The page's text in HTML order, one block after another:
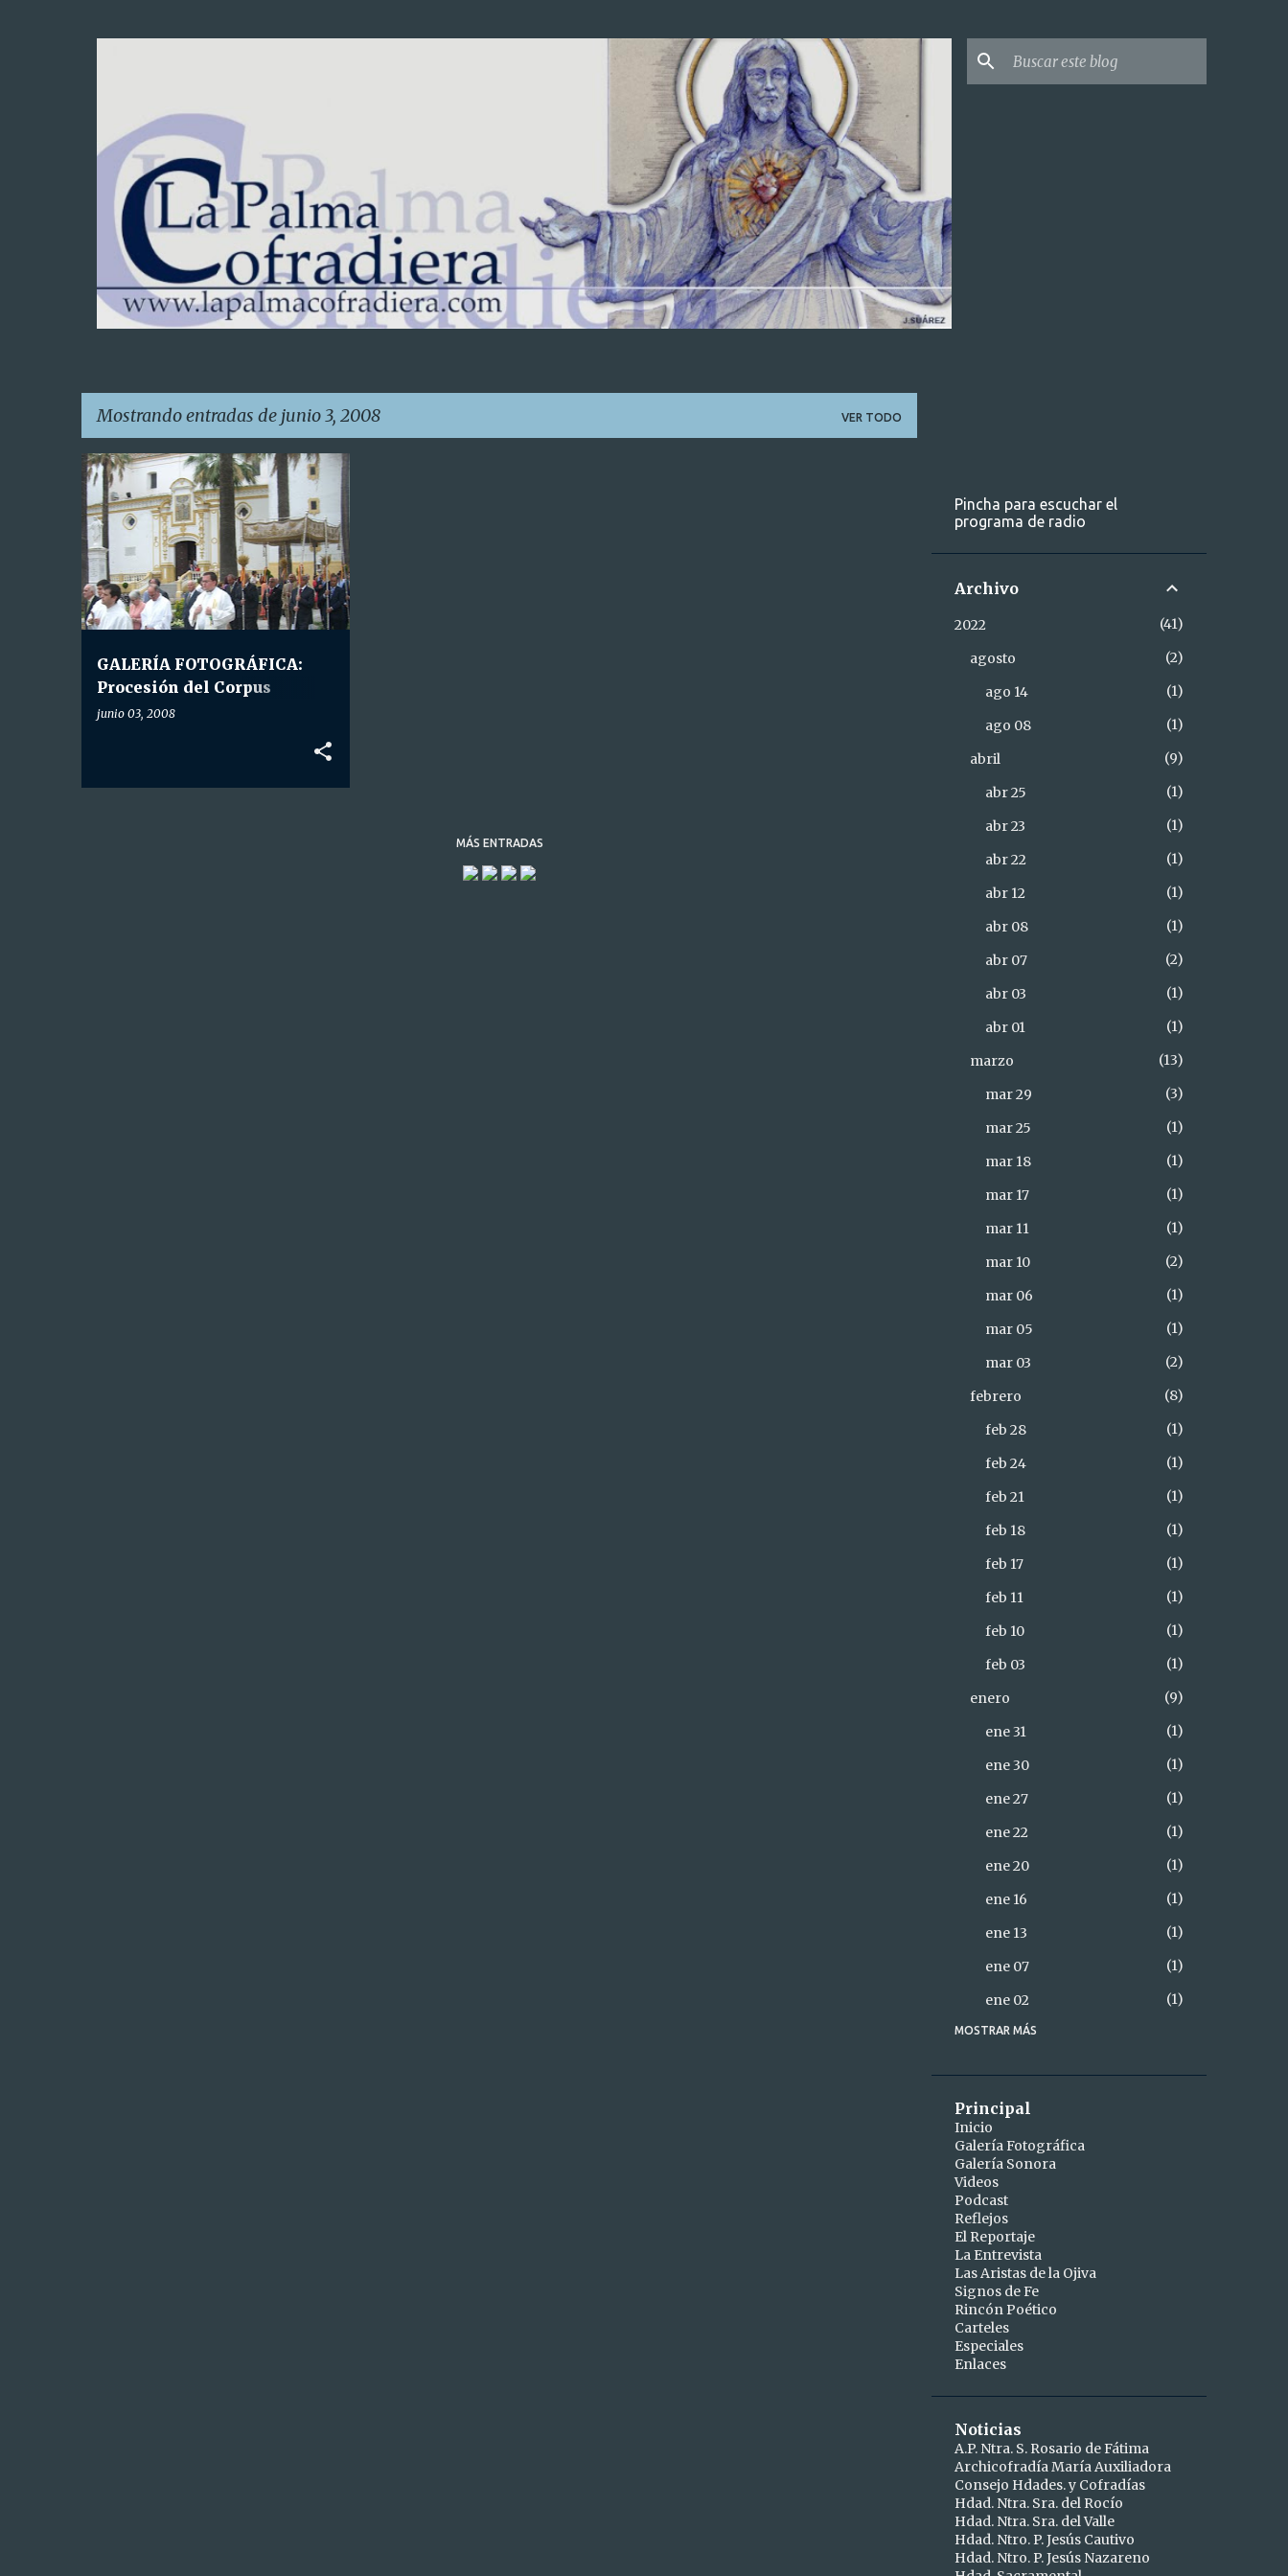
Mostrando entradas de junio 3, 2008 VER TODO
E
n
t
r
a
d
GALERÍA FOTOGRÁFICA:
Procesión del Corpus
Christi.
junio 03, 2008
GALERÍA FOTOGRÁFICA +
HDAD. SACRAMENTAL
MÁS ENTRADAS
Pincha para escuchar el
programa de radio
Archivo
2022
41
agosto
2
ago 14
1
ago 08
1
abril
9
abr 25
1
abr 23
1
abr 22
1
abr 12
1
abr 08
1
abr 07
2
abr 03
1
abr 01
1
marzo
13
mar 29
3
mar 25
1
mar 18
1
mar 17
1
mar 11
1
mar 10
2
mar 06
1
mar 05
1
mar 03
2
febrero
8
feb 28
1
feb 24
1
feb 21
1
feb 18
1
feb 17
1
feb 11
1
feb 10
1
feb 03
1
enero
9
ene 31
1
ene 30
1
ene 27
1
ene 22
1
ene 20
1
ene 16
1
ene 13
1
ene 07
1
ene 02
1
2021
dic 28
dic 26
abril
abr 15
abr 10
marzo
mar 25
mar 24
mar 19
mar 16
1
mar 11
mar 09
mar 06
mar 04
febrero
MOSTRAR MÁS
Principal
Inicio
Galería Fotográfica
Galería Sonora
Videos
Podcast
Reflejos
El Reportaje
La Entrevista
Las Aristas de la Ojiva
Signos de Fe
Rincón Poético
Carteles
Especiales
Enlaces
Noticias
A.P. Ntra. S. Rosario de Fátima
Archicofradía María Auxiliadora
Consejo Hdades. y Cofradías
Hdad. Ntra. Sra. del Rocío
Hdad. Ntra. Sra. del Valle
Hdad. Ntro. P. Jesús Cautivo
Hdad. Ntro. P. Jesús Nazareno